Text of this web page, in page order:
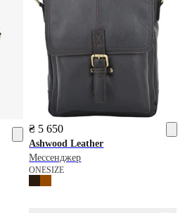
₴ 5 650
Ashwood Leather
Мессенджер
ONESIZE